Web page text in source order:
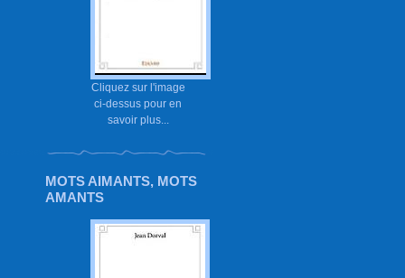
Cliquez sur l'image
ci-dessus pour en
savoir plus...
MOTS AIMANTS, MOTS
AMANTS